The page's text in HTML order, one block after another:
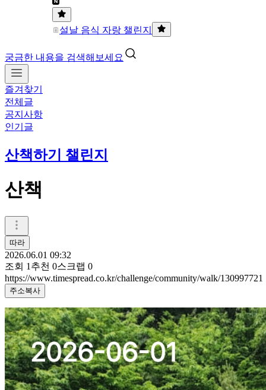
설날 음식 자랑 챌린지
궁금한 내용을 검색해보세요
즐겨찾기
전체글
공지사항
인기글
산책하기 챌린지
산책
따라
2026.06.01 09:32
조회 1 추천 0스크랩 0
https://www.timespread.co.kr/challenge/community/walk/130997721
주소복사